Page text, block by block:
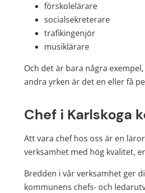
förskolelärare
socialsekreterare
trafikingenjör
musiklärare
Och det är bara några
andra yrken är det en eller få
Chef i Karlskoga
Att vara chef hos oss är en
verksamhet med hög kvalitet,
Bredden i vår verksamhet ger
kommunens chefs- och